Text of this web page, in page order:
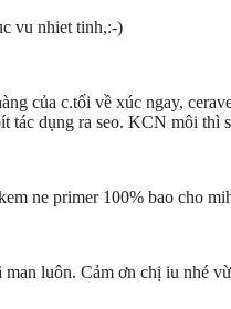
vu nhiet tinh,:-)
của c.tối về xúc ngay,
tác dụng ra seo. KCN môi thì
ne primer 100% bao cho
luôn. Cảm ơn chị iu nhé